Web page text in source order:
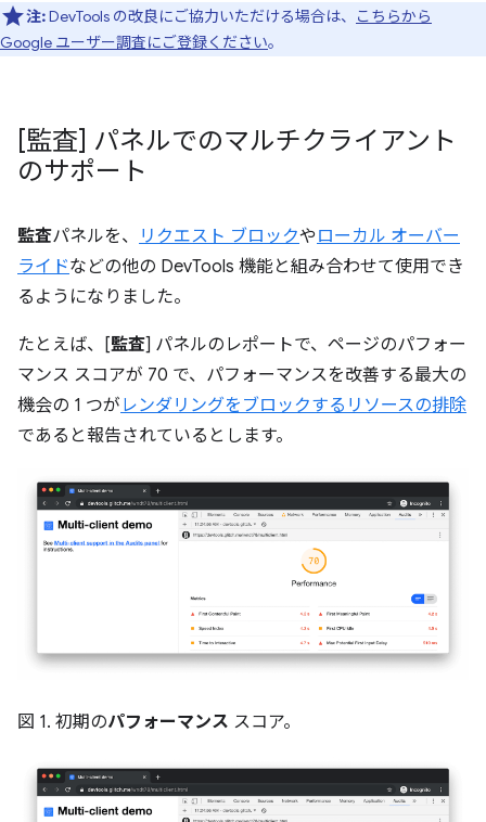
注:DevTools の改良にご協力いただける場合は、
こちらから
Google ユーザー調査にご登録ください。
[監査] パネルでのマルチクライアント
のサポート
監査パネルを、 リクエスト ブロックやローカル オーバー
ライドなどの他の DevTools 機能と組み合わせて使用でき
るようになりました。
たとえば、[監査] パネルのレポートで、ページのパフォー
マンス スコアが 70 で、パフォーマンスを改善する最大の
機会の 1 つが レンダリングをブロックするリソースの排除
であると報告されているとします。
図 1. 初期のパフォーマンス スコア。